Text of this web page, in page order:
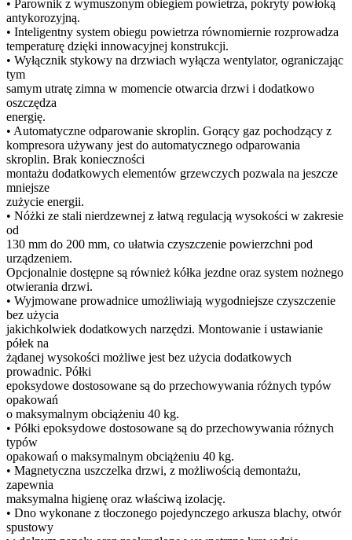
• Parownik z wymuszonym obiegiem powietrza, pokryty powłoką
antykorozyjną.
• Inteligentny system obiegu powietrza równomiernie rozprowadza
temperaturę dzięki innowacyjnej konstrukcji.
• Wyłącznik stykowy na drzwiach wyłącza wentylator, ograniczając
tym
samym utratę zimna w momencie otwarcia drzwi i dodatkowo
oszczędza
energię.
• Automatyczne odparowanie skroplin. Gorący gaz pochodzący z
kompresora używany jest do automatycznego odparowania
skroplin. Brak konieczności
montażu dodatkowych elementów grzewczych pozwala na jeszcze
mniejsze
zużycie energii.
• Nóżki ze stali nierdzewnej z łatwą regulacją wysokości w zakresie
od
130 mm do 200 mm, co ułatwia czyszczenie powierzchni pod
urządzeniem.
Opcjonalnie dostępne są również kółka jezdne oraz system nożnego
otwierania drzwi.
• Wyjmowane prowadnice umożliwiają wygodniejsze czyszczenie
bez użycia
jakichkolwiek dodatkowych narzędzi. Montowanie i ustawianie
półek na
żądanej wysokości możliwe jest bez użycia dodatkowych
prowadnic. Półki
epoksydowe dostosowane są do przechowywania różnych typów
opakowań
o maksymalnym obciążeniu 40 kg.
• Półki epoksydowe dostosowane są do przechowywania różnych
typów
opakowań o maksymalnym obciążeniu 40 kg.
• Magnetyczna uszczelka drzwi, z możliwością demontażu,
zapewnia
maksymalna higienę oraz właściwą izolację.
• Dno wykonane z tłoczonego pojedynczego arkusza blachy, otwór
spustowy